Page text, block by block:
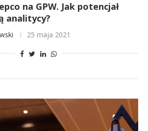
na GPW. Jak potencjał
analitycy?
25 maja 2021